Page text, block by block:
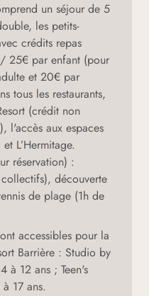
un séjour de 5
les petits-
crédits repas
25€ par enfant (pour
et 20€ par
tous les restaurants,
(crédit non
l'accès aux espaces
L’Hermitage.
réservation) :
découverte
de plage (1h de
accessibles pour la
Barrière : Studio by
à 12 ans ; Teen's
17 ans.